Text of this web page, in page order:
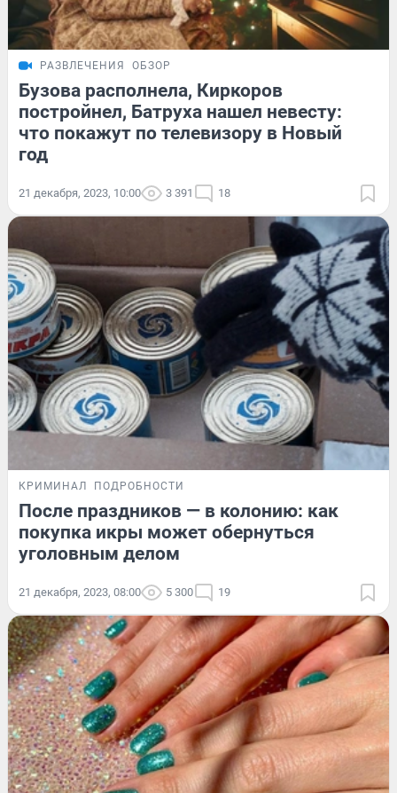
РАЗВЛЕЧЕНИЯ ОБЗОР
Бузова располнела, Киркоров
постройнел, Батруха нашел невесту:
что покажут по телевизору в Новый
год
21 декабря, 2023, 10:00 3 391 18
КРИМИНАЛ ПОДРОБНОСТИ
После праздников — в колонию: как
покупка икры может обернуться
уголовным делом
21 декабря, 2023, 08:00 5 300 19